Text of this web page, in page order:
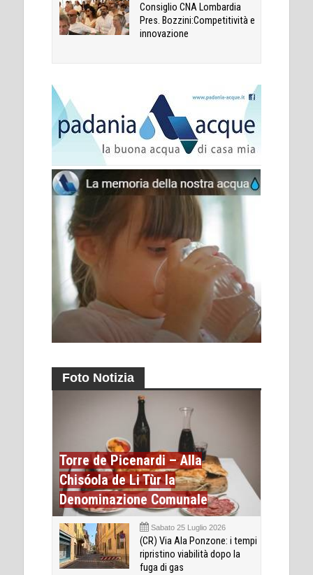
Consiglio CNA Lombardia
Pres. Bozzini:Competitività e
innovazione
Foto Notizia
Torre de Picenardi – Alla
Chisóola de Li Tùr la
Denominazione Comunale
Sabato 25 Luglio 2026
(CR) Via Ala Ponzone: i tempi
ripristino viabilità dopo la
fuga di gas